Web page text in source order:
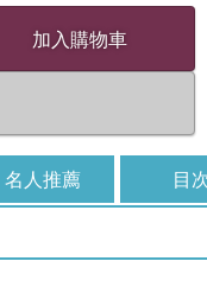
加入購物車
名人推薦 目